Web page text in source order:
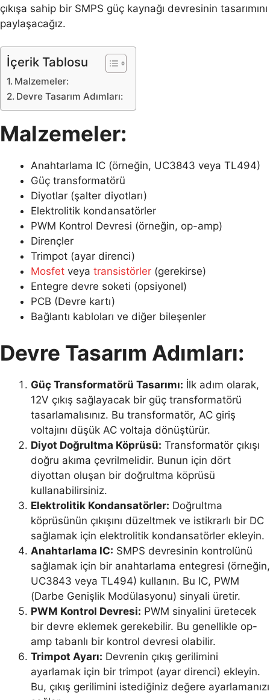
çıkışa sahip bir SMPS güç kaynağı devresinin tasarımını
paylaşacağız.
İçerik Tablosu
Malzemeler:
Devre Tasarım Adımları:
Malzemeler:
Anahtarlama IC (örneğin, UC3843 veya TL494)
Güç transformatörü
Diyotlar (şalter diyotları)
Elektrolitik kondansatörler
PWM Kontrol Devresi (örneğin, op-amp)
Dirençler
Trimpot (ayar direnci)
Mosfet veya transistörler (gerekirse)
Entegre devre soketi (opsiyonel)
PCB (Devre kartı)
Bağlantı kabloları ve diğer bileşenler
Devre Tasarım Adımları:
Güç Transformatörü Tasarımı: İlk adım olarak,
12V çıkış sağlayacak bir güç transformatörü
tasarlamalısınız. Bu transformatör, AC giriş
voltajını düşük AC voltaja dönüştürür.
Diyot Doğrultma Köprüsü: Transformatör çıkışı
doğru akıma çevrilmelidir. Bunun için dört
diyottan oluşan bir doğrultma köprüsü
kullanabilirsiniz.
Elektrolitik Kondansatörler: Doğrultma
köprüsünün çıkışını düzeltmek ve istikrarlı bir DC
sağlamak için elektrolitik kondansatörler ekleyin.
Anahtarlama IC: SMPS devresinin kontrolünü
sağlamak için bir anahtarlama entegresi (örneğin,
UC3843 veya TL494) kullanın. Bu IC, PWM
(Darbe Genişlik Modülasyonu) sinyali üretir.
PWM Kontrol Devresi: PWM sinyalini üretecek
bir devre eklemek gerekebilir. Bu genellikle op-
amp tabanlı bir kontrol devresi olabilir.
Trimpot Ayarı: Devrenin çıkış gerilimini
ayarlamak için bir trimpot (ayar direnci) ekleyin.
Bu, çıkış gerilimini istediğiniz değere ayarlamanızı